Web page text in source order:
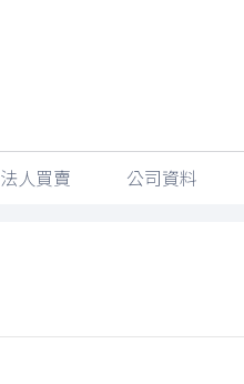
法人買賣 公司資料